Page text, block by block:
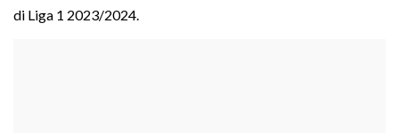
di Liga 1 2023/2024.